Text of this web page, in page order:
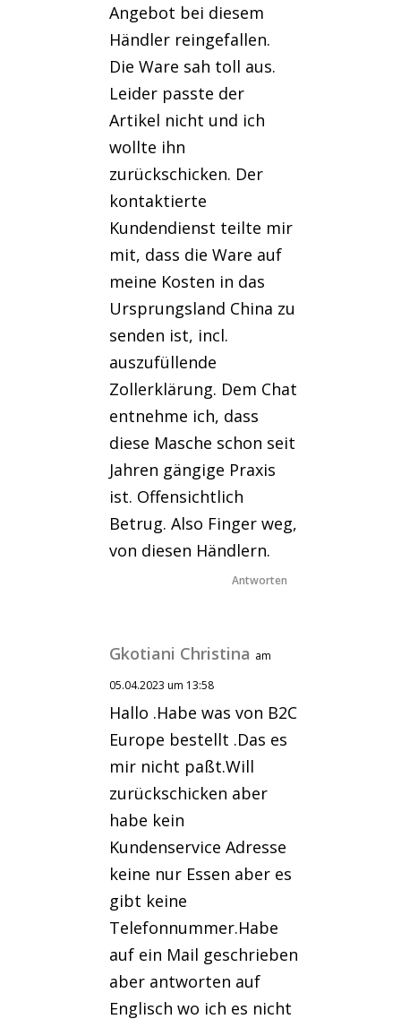
Angebot bei diesem
Händler reingefallen.
Die Ware sah toll aus.
Leider passte der
Artikel nicht und ich
wollte ihn
zurückschicken. Der
kontaktierte
Kundendienst teilte mir
mit, dass die Ware auf
meine Kosten in das
Ursprungsland China zu
senden ist, incl.
auszufüllende
Zollerklärung. Dem Chat
entnehme ich, dass
diese Masche schon seit
Jahren gängige Praxis
ist. Offensichtlich
Betrug. Also Finger weg,
von diesen Händlern.
Antworten
Gkotiani Christina am
05.04.2023 um 13:58
Hallo .Habe was von B2C
Europe bestellt .Das es
mir nicht paßt.Will
zurückschicken aber
habe kein
Kundenservice Adresse
keine nur Essen aber es
gibt keine
Telefonnummer.Habe
auf ein Mail geschrieben
aber antworten auf
Englisch wo ich es nicht